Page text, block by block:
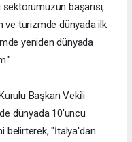
başarısı,
ve turizmde dünyada ilk
yeniden dünyada
Başkan Vekili
dünyada 10'uncu
belirterek, "İtalya'dan